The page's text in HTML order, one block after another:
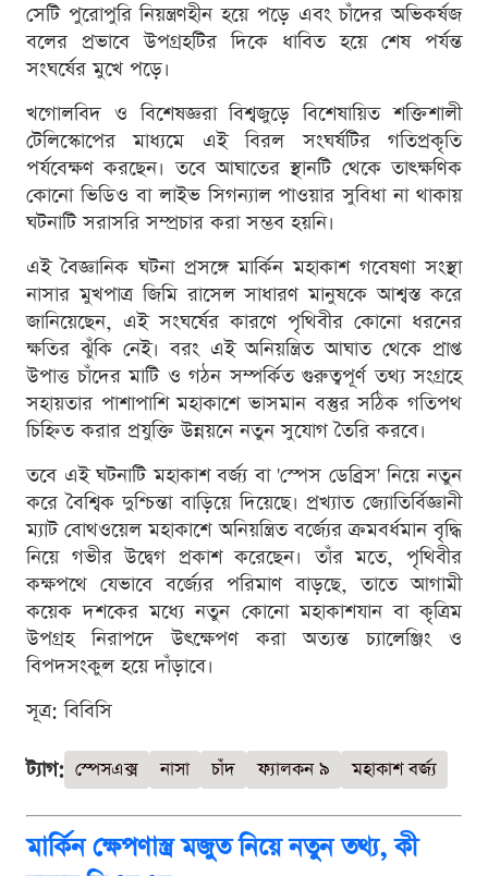
সেটি পুরোপুরি নিয়ন্ত্রণহীন হয়ে পড়ে এবং চাঁদের অভিকর্ষজ
বলের প্রভাবে উপগ্রহটির দিকে ধাবিত হয়ে শেষ পর্যন্ত
সংঘর্ষের মুখে পড়ে।
খগোলবিদ ও বিশেষজ্ঞরা বিশ্বজুড়ে বিশেষায়িত শক্তিশালী
টেলিস্কোপের মাধ্যমে এই বিরল সংঘর্ষটির গতিপ্রকৃতি
পর্যবেক্ষণ করছেন। তবে আঘাতের স্থানটি থেকে তাত্ক্ষণিক
কোনো ভিডিও বা লাইভ সিগন্যাল পাওয়ার সুবিধা না থাকায়
ঘটনাটি সরাসরি সম্প্রচার করা সম্ভব হয়নি।
এই বৈজ্ঞানিক ঘটনা প্রসঙ্গে মার্কিন মহাকাশ গবেষণা সংস্থা
নাসার মুখপাত্র জিমি রাসেল সাধারণ মানুষকে আশ্বস্ত করে
জানিয়েছেন, এই সংঘর্ষের কারণে পৃথিবীর কোনো ধরনের
ক্ষতির ঝুঁকি নেই। বরং এই অনিয়ন্ত্রিত আঘাত থেকে প্রাপ্ত
উপাত্ত চাঁদের মাটি ও গঠন সম্পর্কিত গুরুত্বপূর্ণ তথ্য সংগ্রহে
সহায়তার পাশাপাশি মহাকাশে ভাসমান বস্তুর সঠিক গতিপথ
চিহ্নিত করার প্রযুক্তি উন্নয়নে নতুন সুযোগ তৈরি করবে।
তবে এই ঘটনাটি মহাকাশ বর্জ্য বা 'স্পেস ডেব্রিস' নিয়ে নতুন
করে বৈশ্বিক দুশ্চিন্তা বাড়িয়ে দিয়েছে। প্রখ্যাত জ্যোতির্বিজ্ঞানী
ম্যাট বোথওয়েল মহাকাশে অনিয়ন্ত্রিত বর্জ্যের ক্রমবর্ধমান বৃদ্ধি
নিয়ে গভীর উদ্বেগ প্রকাশ করেছেন। তাঁর মতে, পৃথিবীর
কক্ষপথে যেভাবে বর্জ্যের পরিমাণ বাড়ছে, তাতে আগামী
কয়েক দশকের মধ্যে নতুন কোনো মহাকাশযান বা কৃত্রিম
উপগ্রহ নিরাপদে উৎক্ষেপণ করা অত্যন্ত চ্যালেঞ্জিং ও
বিপদসংকুল হয়ে দাঁড়াবে।
সূত্র: বিবিসি
ট্যাগ: স্পেসএক্স নাসা চাঁদ ফ্যালকন ৯ মহাকাশ বর্জ্য
মার্কিন ক্ষেপণাস্ত্র মজুত নিয়ে নতুন তথ্য, কী